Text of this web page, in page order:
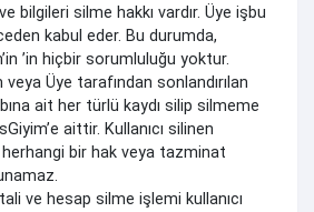
bilgileri silme hakkı vardır. Üye işbu
kabul eder. Bu durumda,
’in hiçbir sorumluluğu yoktur.
Üye tarafından sonlandırılan
ait her türlü kaydı silip silmeme
aittir. Kullanıcı silinen
herhangi bir hak veya tazminat
ve hesap silme işlemi kullanıcı